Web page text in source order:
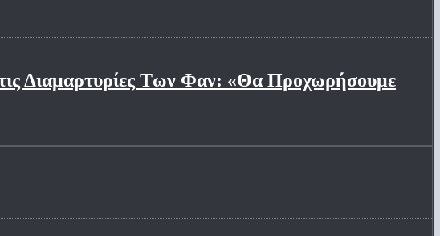
Διαμαρτυρίες Των Φαν: «Θα Προχωρήσουμε